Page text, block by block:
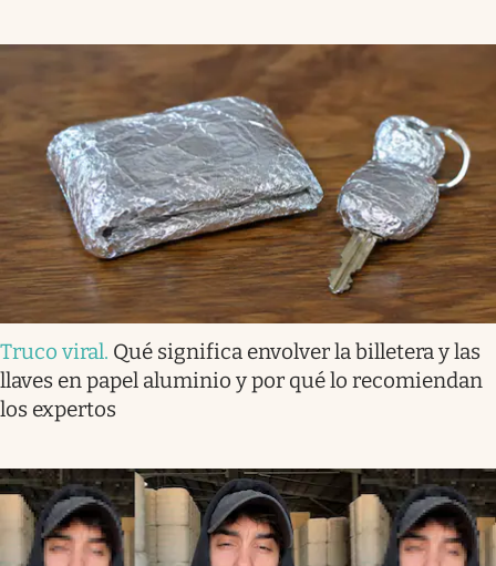
Truco viral. Qué significa envolver la billetera y las
llaves en papel aluminio y por qué lo recomiendan
los expertos